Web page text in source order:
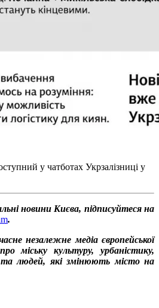
у чатботах Укрзалізниці у
новини Києва, підписуйтеся на
.
незалежне медіа європейської
міську культуру, урбаністику,
та людей, які змінюють місто на